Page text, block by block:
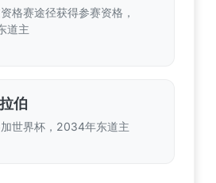
格赛途径获得参赛资格，
道主
伯
世界杯，2034年东道主